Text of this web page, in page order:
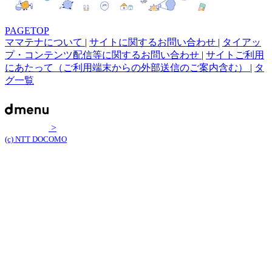
PAGETOP
ママテナについて | サイトに関するお問い合わせ | タイアッ
プ・コンテンツ配信等に関するお問い合わせ | サイトご利用
にあたって（ご利用端末からの外部送信のご案内含む） | タ
グ一覧
>
(c) NTT DOCOMO